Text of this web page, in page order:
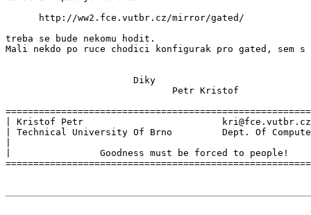
      http://ww2.fce.vutbr.cz/mirror/gated/
treba se bude nekomu hodit.
Mali nekdo po ruce chodici konfigurak pro gated, sem s
                       Diky
                              Petr Kristof
| Kristof Petr
| Technical University Of Brno         Dept. Of
|                Goodness must be forced to